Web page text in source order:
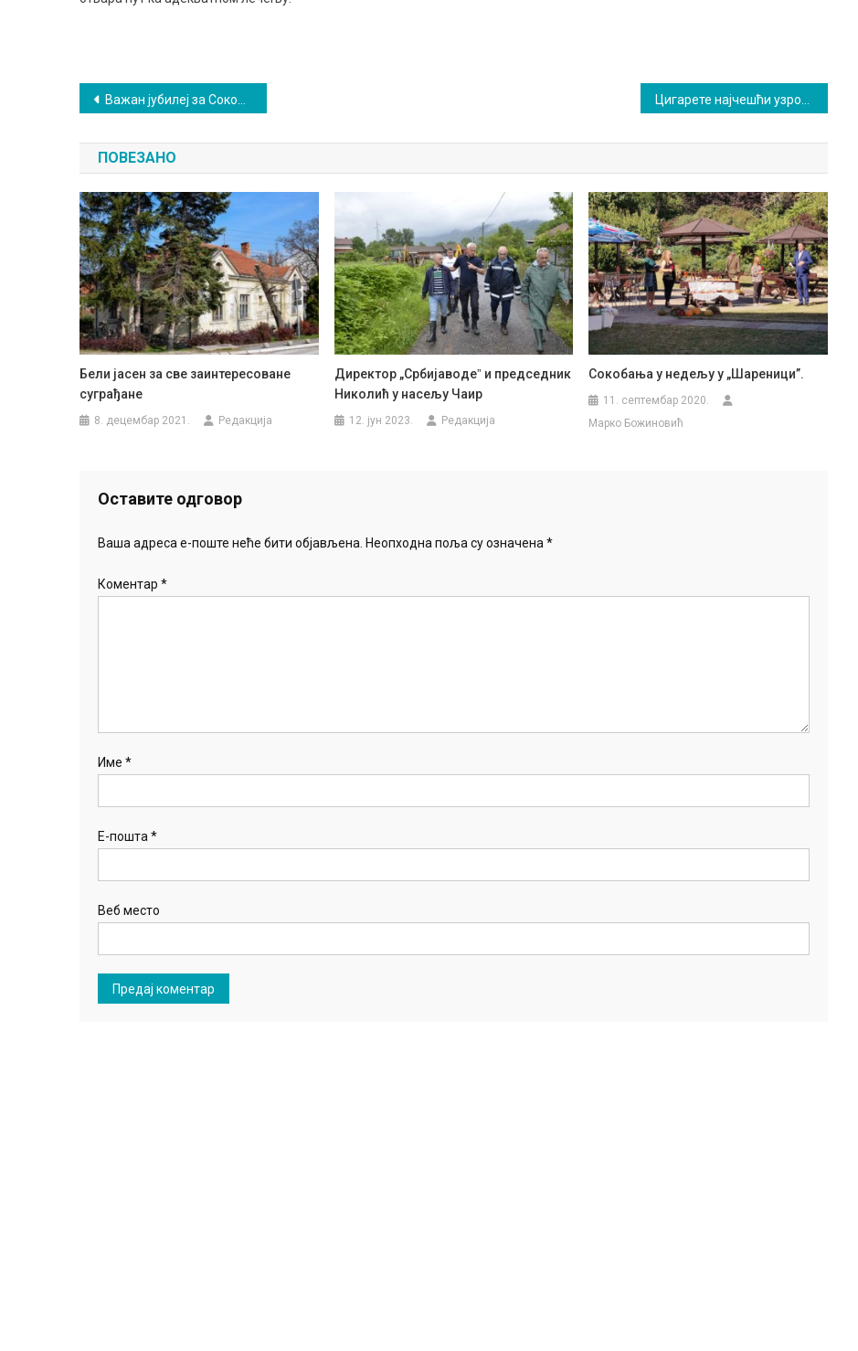
Кретање
чланка
Важан јубилеј за Сокобању: Два века од рођења митрополита Михаила
ПОВЕЗАНО
Бели јасен за све заинтересоване
суграђане
8. децембар 2021. Редакција
Директор „Србијаводеˮ и председник
Николић у насељу Чаир
12. јун 2023. Редакција
Сокобања у недељу у „Шареници”.
11. септембар 2020.
Марко Божиновић
Оставите одговор
Ваша адреса е-поште неће бити објављена. Неопходна поља су означена *
Коментар *
Име *
Е-пошта *
Веб место